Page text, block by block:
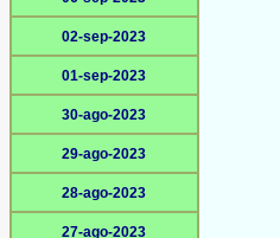
02-sep-2023
01-sep-2023
30-ago-2023
29-ago-2023
28-ago-2023
27-ago-2023